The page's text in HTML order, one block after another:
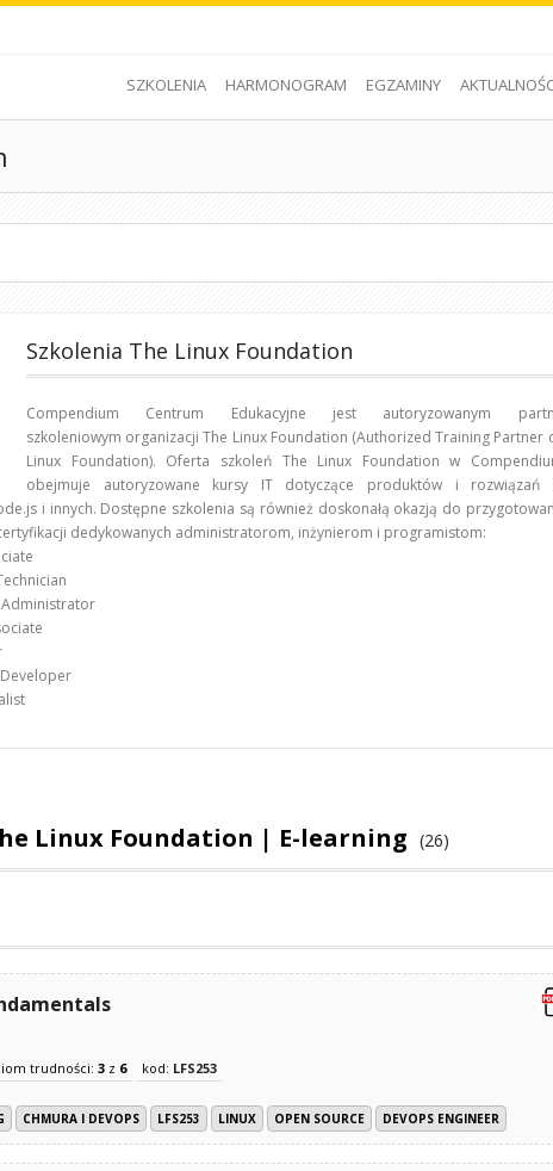
SZKOLENIA HARMONOGRAM EGZAMINY
Szkolenia The Linux Foundation
Compendium Centrum Edukacyjne jest autoryzowanym
szkoleniowym organizacji The Linux Foundation (Authorized Training Partner
Linux Foundation). Oferta szkoleń The Linux Foundation w
obejmuje autoryzowane kursy IT dotyczące produktów i rozwiązań
i innych. Dostępne szkolenia są również doskonałą okazją do
dedykowanych administratorom, inżynierom i programistom:
Administrator
Linux Foundation | E-learning (26)
trudności: 3 z 6 kod: LFS253
CHMURA I DEVOPS LFS253 LINUX OPEN SOURCE DEVOPS ENGINEER